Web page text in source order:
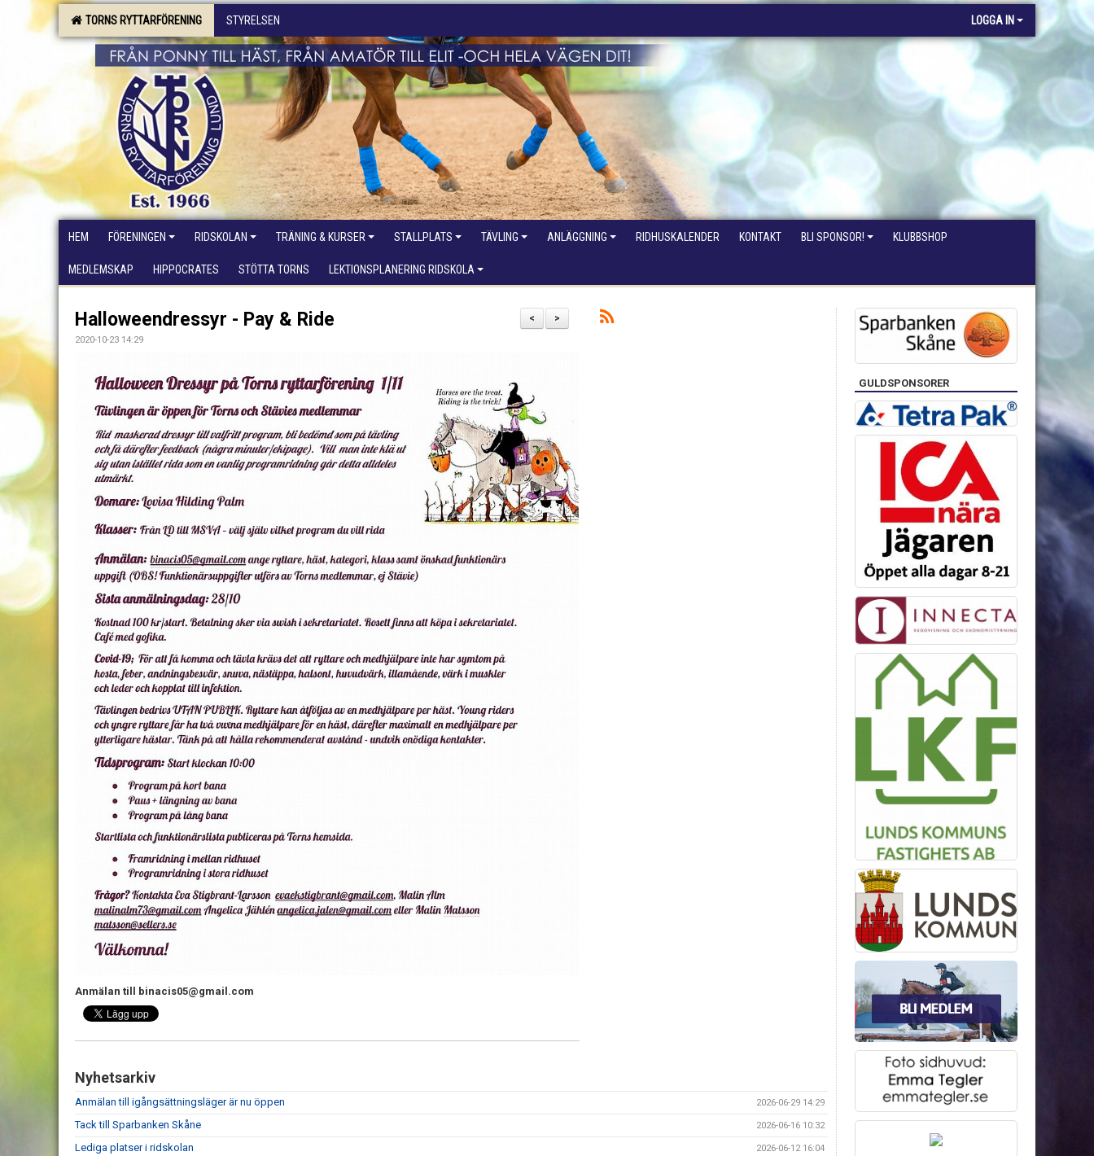
TORNS RYTTARFÖRENING STYRELSEN LOGGA IN
HEM FÖRENINGEN RIDSKOLAN TRÄNING & KURSER STALLPLATS TÄVLING ANLÄGGNING RIDHUSKALENDER KONTAKT BLI SPONSOR! KLUBBSHOP
MEDLEMSKAP HIPPOCRATES STÖTTA TORNS LEKTIONSPLANERING RIDSKOLA
>
<
Halloweendressyr - Pay & Ride
2020-10-23 14:29
Anmälan till binacis05@gmail.com
Nyhetsarkiv
Anmälan till igångsättningsläger är nu öppen 2026-06-29 14:29
Tack till Sparbanken Skåne 2026-06-16 10:32
Lediga platser i ridskolan 2026-06-12 16:04
GULDSPONSORER